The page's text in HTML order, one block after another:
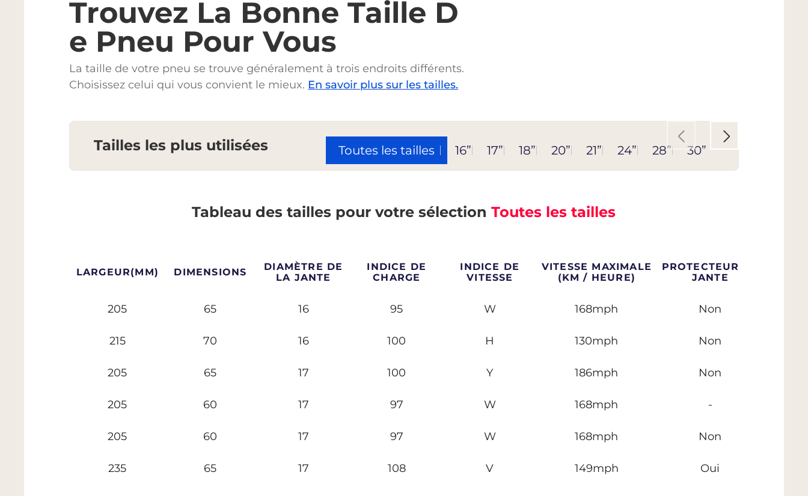
Trouvez La Bonne Taille D
E Pneu Pour Vous
La taille de votre pneu se trouve généralement à trois endroits différents.
Choisissez celui qui vous convient le mieux. En savoir plus sur les tailles.
Tailles les plus utilisées Toutes les tailles 16” 17” 18” 20” 21” 24” 28” 30”
Tableau des tailles pour votre sélectionToutes les tailles
LARGEUR(MM) DIMENSIONS
DIAMÈTRE DE
LA JANTE
INDICE DE
CHARGE
INDICE DE
VITESSE
VITESSE MAXIMALE
(KM / HEURE)
PROTECTEUR DE
JANTE
205 65 16 95 W 168mph Non
215 70 16 100 H 130mph Non
205 65 17 100 Y 186mph Non
205 60 17 97 W 168mph -
205 60 17 97 W 168mph Non
235 65 17 108 V 149mph Oui